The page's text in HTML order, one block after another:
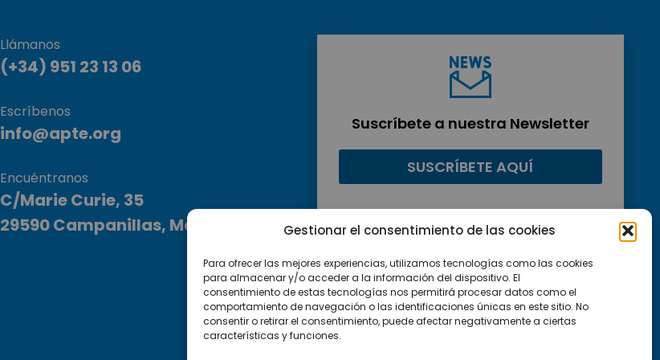
Gestionar el consentimiento de las cookies
Para ofrecer las mejores experiencias, utilizamos tecnologías como las cookies
para almacenar y/o acceder a la información del dispositivo. El
consentimiento de estas tecnologías nos permitirá procesar datos como el
comportamiento de navegación o las identificaciones únicas en este sitio. No
consentir o retirar el consentimiento, puede afectar negativamente a ciertas
características y funciones.
Llámanos
(+34) 951 23 13 06
Escríbenos
info@apte.org
Encuéntranos
C/Marie Curie, 35
29590 Campanillas, Málaga
Suscríbete a nuestra Newsletter
SUSCRÍBETE AQUÍ